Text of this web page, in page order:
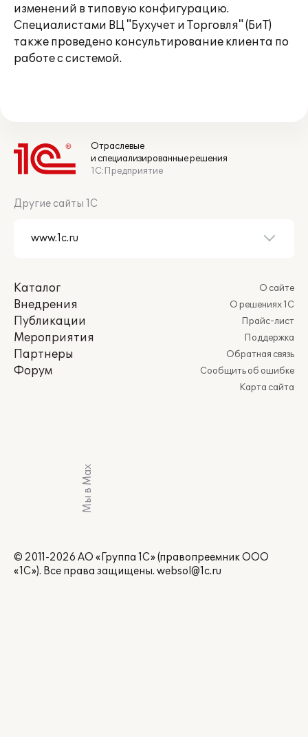
изменений в типовую конфигурацию.
Специалистами ВЦ "Бухучет и Торговля" (БиТ)
также проведено консультирование клиента по
работе с системой.
Отраслевые
и специализированные решения
1С:Предприятие
Другие сайты 1С
Каталог
Внедрения
Публикации
Мероприятия
Партнеры
Форум
О сайте
О решениях 1С
Прайс-лист
Поддержка
Обратная связь
Сообщить об ошибке
Карта сайта
Мы в Max
© 2011-2026 АО «Группа 1С» (правопреемник ООО
«1С»). Все права защищены. websol@1c.ru